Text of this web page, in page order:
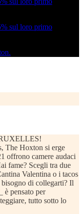
sul loro primo
The Hoxton si erge
offrono camere audaci
fame? Scegli tra due
Valentina o i tacos
di collegarti? Il
è pensato per
tutto sotto lo